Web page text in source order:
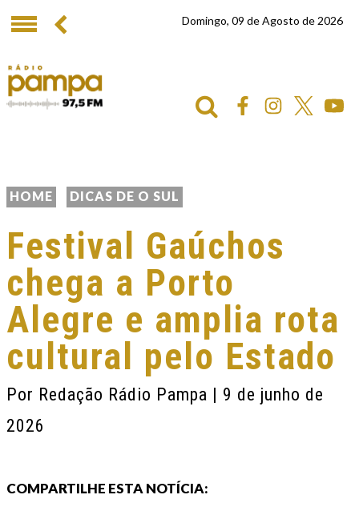
Domingo, 09 de Agosto de 2026
HOME DICAS DE O SUL
Festival Gaúchos
chega a Porto
Alegre e amplia rota
cultural pelo Estado
Por Redação Rádio Pampa | 9 de junho de
2026
COMPARTILHE ESTA NOTÍCIA: